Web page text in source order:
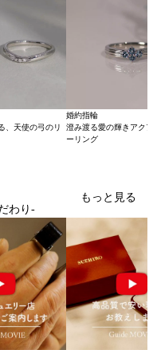
、天使の弓のリ
婚約指輪
澄み渡る愛の輝きアク
ーリング
わり-
もっと見る